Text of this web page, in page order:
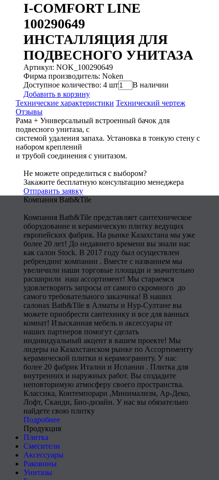
I-COMFORT LINE
100290649
ИНСТАЛЛЯЦИЯ ДЛЯ
ПОДВЕСНОГО УНИТАЗА
Артикул: NOK_100290649
Фирма производитель: Noken
Доступное количество: 4 шт
В наличии
Добавить в корзину
Технические характеристики Технический чертеж
Отзывы
Рама + Универсальный встроенный бачок для
подвесного унитаза, с
системой удаления запаха. Установка в тонкую стену с
набором креплений
и трубой соединения с унитазом.
Не можете определиться с выбором?
Закажите бесплатную консультацию менеджера
Отправить заявку
Компания Bath&Tile
Компания Bath&Tile представляет сантехническое
оборудование и керамическую плитку ведущих
европейских фабрик. На рынке Казахстана мы уже
более 20 лет! До недавнего времени вы знали нас
как салон Stock. В 2017 году был осуществлен
ребрендинг компании . Вместе с названием мы
увеличили наши торговые площади и значительно
расширили наш ассортимент! Мы стараемся
удовлетворить запросы от самого скромного до
самого требовательного заказчика! В наших
салонах Bath&Tile в Алматы и Нур-Султане вы
можете приобрести сантехнику и все для ванных
комнат! Изысканная мебель и аксессуары от
наших партнеров помогут сделать
индивидуальный акцент в вашем проекте! Мы
лидеры на Казахстанском рынке по Ассортименту
керамической плитки и керамограниту. У нас
более 20 фабрик Италии и Испании . Плитка для
внутренних и наружных работ. Вы создадите
неповторимую атмосферу своего пространства.
Классика, Контемпорари ,Минимализм, Ар-Деко,
Лофт, Сканди, Био-дизайн. У нас вы обязательно
найдете свою плитку
Подробнее
Продукция
Плитка
Смесители
Аксессуары
Раковины
Унитазы